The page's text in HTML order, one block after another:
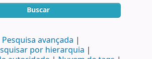
Buscar
Pesquisa avançada
por hierarquia